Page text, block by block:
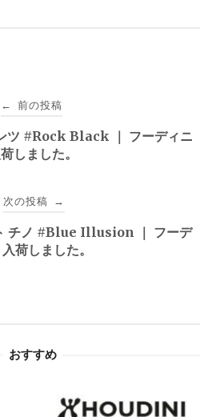
← 前の投稿
ツ #Rock Black ｜ フーディニ
しました。
次の投稿 →
チノ #Blue Illusion ｜ フーデ
荷しました。
おすすめ